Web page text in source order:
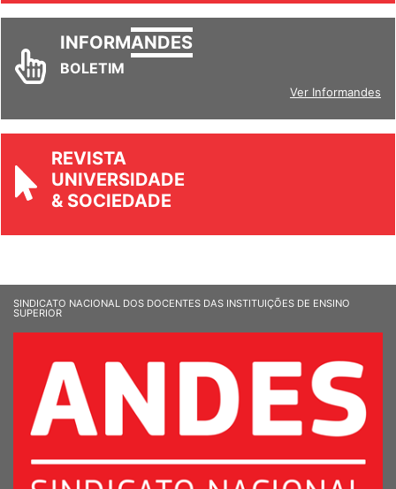
INFORMANDES
BOLETIM
Ver Informandes
REVISTA
UNIVERSIDADE
& SOCIEDADE
SINDICATO NACIONAL DOS DOCENTES DAS INSTITUIÇÕES DE ENSINO
SUPERIOR